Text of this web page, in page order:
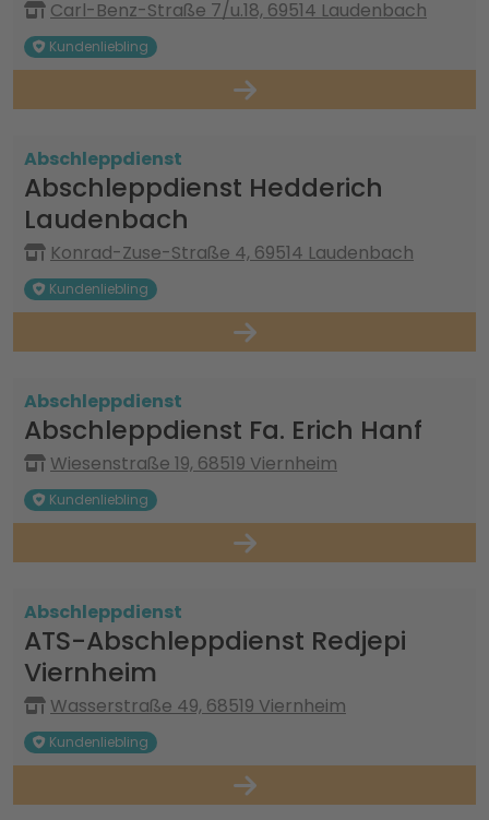
Carl-Benz-Straße 7/u.18, 69514 Laudenbach
Kundenliebling
Abschleppdienst
Abschleppdienst Hedderich
Laudenbach
Konrad-Zuse-Straße 4, 69514 Laudenbach
Kundenliebling
Abschleppdienst
Abschleppdienst Fa. Erich Hanf
Wiesenstraße 19, 68519 Viernheim
Kundenliebling
Abschleppdienst
ATS-Abschleppdienst Redjepi
Viernheim
Wasserstraße 49, 68519 Viernheim
Kundenliebling